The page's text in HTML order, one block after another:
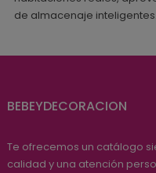
de almacenaje inteligentes.
BEBEYDECORACION
Te ofrecemos un catálogo
calidad y una atención